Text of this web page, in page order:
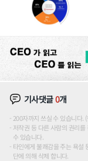
기사댓글0개
200자까지 쓰실 수 있습니다
저작권 등 다른 사람의 권리
수 있습니다.
타인에게 불쾌감을 주는 욕설
단에 의해 삭제 합니다.